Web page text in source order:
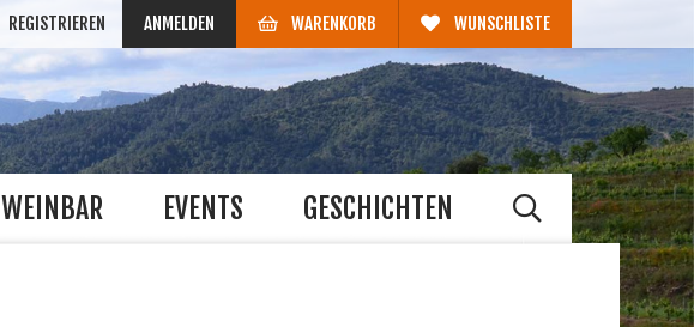
REGISTRIEREN ANMELDEN WARENKORB WUNSCHLISTE
WEINBAR EVENTS GESCHICHTEN